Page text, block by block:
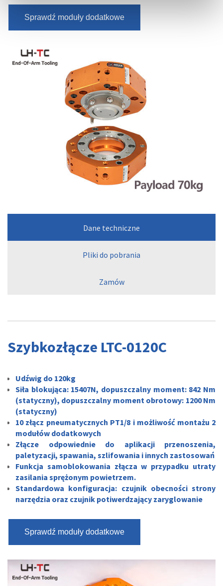
Sprawdź moduły dodatkowe
Dane techniczne
Pliki do pobrania
Zamów
Szybkozłącze LTC-0120C
Udźwig do 120kg
Siła blokująca: 15407N, dopuszczalny moment: 842 Nm
(statyczny), dopuszczalny moment obrotowy: 1200 Nm
(statyczny)
10 złącz pneumatycznych PT1/8 i możliwość montażu 2
modułów dodatkowych
Złącze odpowiednie do aplikacji przenoszenia,
paletyzacji, spawania, szlifowania i innych zastosowań
Funkcja samoblokowania złącza w przypadku utraty
zasilania sprężonym powietrzem.
Standardowa konfiguracja: czujnik obecności strony
narzędzia oraz czujnik potiwerdzający zaryglowanie
Sprawdź moduły dodatkowe